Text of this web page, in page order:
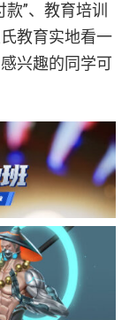
”、教育培训
教育实地看一
兴趣的同学可